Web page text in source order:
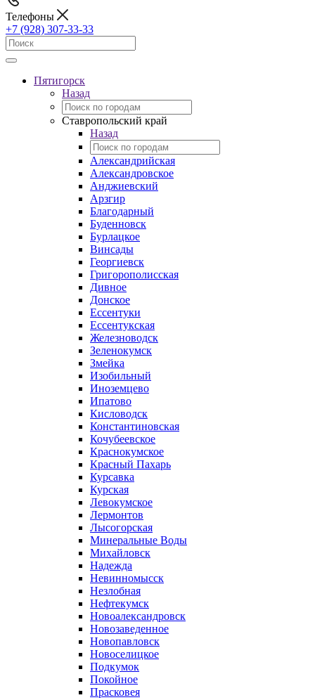
Телефоны
+7 (928) 307-33-33
Пятигорск
Назад
Ставропольский край
Назад
Александрийская
Александровское
Анджиевский
Арзгир
Благодарный
Буденновск
Бурлацкое
Винсады
Георгиевск
Григорополисская
Дивное
Донское
Ессентуки
Ессентукская
Железноводск
Зеленокумск
Змейка
Изобильный
Иноземцево
Ипатово
Кисловодск
Константиновская
Кочубеевское
Краснокумское
Красный Пахарь
Курсавка
Курская
Левокумское
Лермонтов
Лысогорская
Минеральные Воды
Михайловск
Надежда
Невинномысск
Незлобная
Нефтекумск
Новоалександровск
Новозаведенное
Новопавловск
Новоселицкое
Подкумок
Покойное
Прасковея